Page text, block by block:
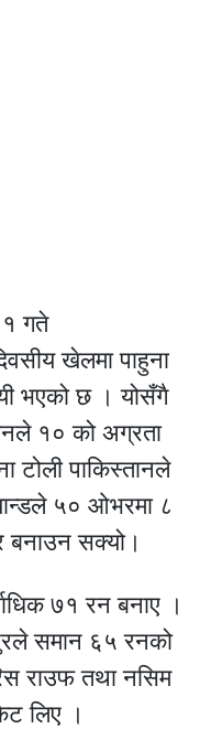
१ गते
खेलमा पाहुना
भएको छ । योसँगै
१० को अग्रता
टोली पाकिस्तानले
५० ओभरमा ८
बनाउन सक्यो।
७१ रन बनाए ।
समान ६५ रनको
राउफ तथा नसिम
लिए ।